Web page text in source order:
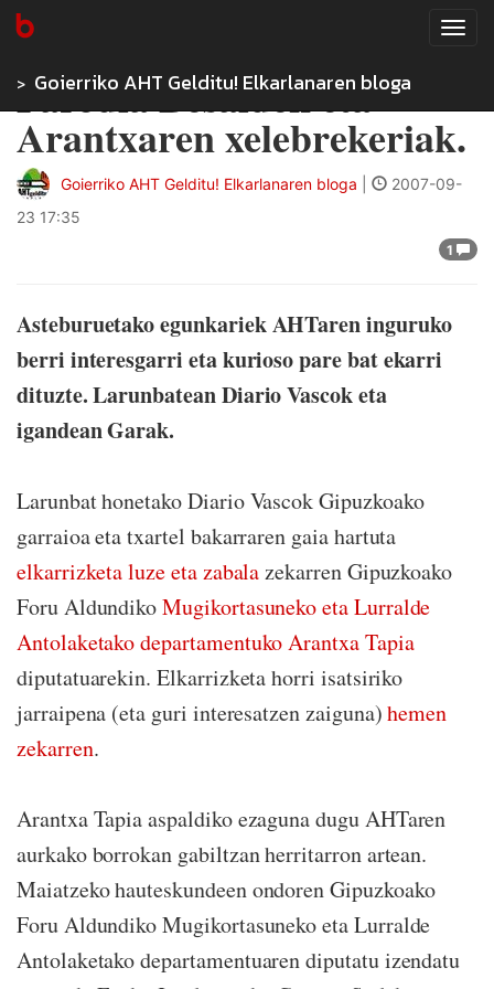
Goierriko AHT Gelditu! Elkarlanaren bloga
Parodia Besaiden eta
Arantxaren xelebrekeriak.
Goierriko AHT Gelditu! Elkarlanaren bloga
2007-09-
23 17:35
1
Asteburuetako egunkariek AHTaren inguruko
berri interesgarri eta kurioso pare bat ekarri
dituzte. Larunbatean Diario Vascok eta
igandean Garak.
Larunbat honetako Diario Vascok Gipuzkoako
garraioa eta txartel bakarraren gaia hartuta
elkarrizketa luze eta zabalazekarren Gipuzkoako
Foru AldundikoMugikortasuneko eta Lurralde
Antolaketako departamentuko Arantxa Tapia
diputatuarekin. Elkarrizketa horri isatsiriko
jarraipena (eta guri interesatzen zaiguna)hemen
zekarren.
Arantxa Tapia aspaldiko ezaguna dugu AHTaren
aurkako borrokan gabiltzan herritarron artean.
Maiatzeko hauteskundeen ondoren Gipuzkoako
Foru Aldundiko Mugikortasuneko eta Lurralde
Antolaketako departamentuaren diputatu izendatu